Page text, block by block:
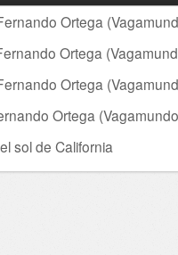
Ortega
Ortega
Ortega
Ortega
sol de California